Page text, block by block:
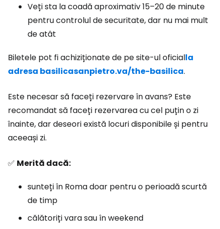
Veți sta la coadă aproximativ 15–20 de minute
pentru controlul de securitate, dar nu mai mult
de atât
Biletele pot fi achiziționate de pe site-ul oficialla
adresa basilicasanpietro.va/the-basilica.
Este necesar să faceți rezervare în avans? Este
recomandat să faceți rezervarea cu cel puțin o zi
înainte, dar deseori există locuri disponibile și pentru
aceeași zi.
✅ Merită dacă:
sunteți în Roma doar pentru o perioadă scurtă
de timp
călătoriți vara sau în weekend